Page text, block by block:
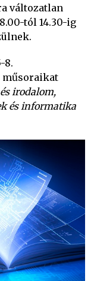
változatlan
tól 14.30-ig
8.
irodalom,
és informatika